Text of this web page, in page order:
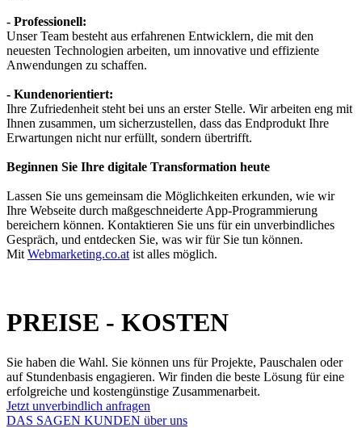
- Professionell:
Unser Team besteht aus erfahrenen Entwicklern, die mit den
neuesten Technologien arbeiten, um innovative und effiziente
Anwendungen zu schaffen.
- Kundenorientiert:
Ihre Zufriedenheit steht bei uns an erster Stelle. Wir arbeiten eng mit
Ihnen zusammen, um sicherzustellen, dass das Endprodukt Ihre
Erwartungen nicht nur erfüllt, sondern übertrifft.
Beginnen Sie Ihre digitale Transformation heute
Lassen Sie uns gemeinsam die Möglichkeiten erkunden, wie wir
Ihre Webseite durch maßgeschneiderte App-Programmierung
bereichern können. Kontaktieren Sie uns für ein unverbindliches
Gespräch, und entdecken Sie, was wir für Sie tun können.
Mit Webmarketing.co.at ist alles möglich.
PREISE - KOSTEN
Sie haben die Wahl. Sie können uns für Projekte, Pauschalen oder
auf Stundenbasis engagieren. Wir finden die beste Lösung für eine
erfolgreiche und kostengünstige Zusammenarbeit.
Jetzt unverbindlich anfragen
DAS SAGEN KUNDEN über uns